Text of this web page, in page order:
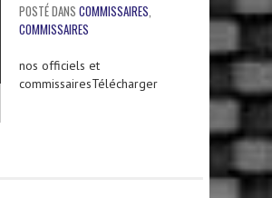
POSTÉ DANS COMMISSAIRES
COMMISSAIRES
nos officiels et
commissairesTélécharger